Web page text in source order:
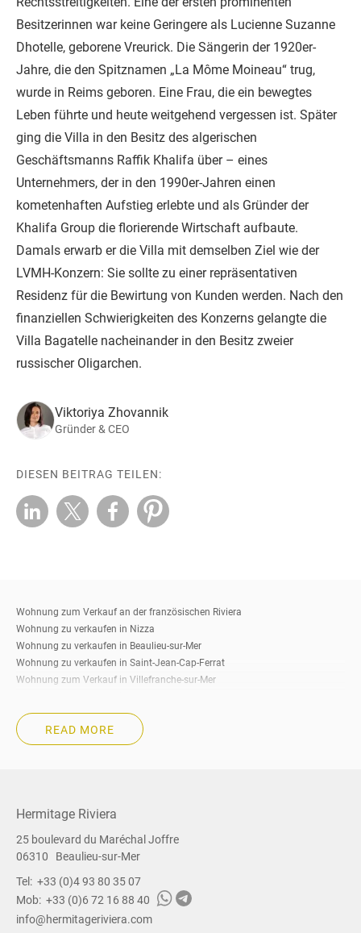
Besitzerinnen war keine Geringere als Lucienne Suzanne
Dhotelle, geborene Vreurick. Die Sängerin der 1920er-
Jahre, die den Spitznamen „La Môme Moineau“ trug,
wurde in Reims geboren. Eine Frau, die ein bewegtes
Leben führte und heute weitgehend vergessen ist. Später
ging die Villa in den Besitz des algerischen
Geschäftsmanns Raffik Khalifa über – eines
Unternehmers, der in den 1990er-Jahren einen
kometenhaften Aufstieg erlebte und als Gründer der
Khalifa Group die florierende Wirtschaft aufbaute.
Damals erwarb er die Villa mit demselben Ziel wie der
LVMH-Konzern: Sie sollte zu einer repräsentativen
Residenz für die Bewirtung von Kunden werden. Nach den
finanziellen Schwierigkeiten des Konzerns gelangte die
Villa Bagatelle nacheinander in den Besitz zweier
russischer Oligarchen.
Viktoriya Zhovannik
Gründer & CEO
DIESEN BEITRAG TEILEN:
Wohnung zum Verkauf an der französischen Riviera
Wohnung zu verkaufen in Nizza
Wohnung zu verkaufen in Beaulieu-sur-Mer
Wohnung zu verkaufen in Saint-Jean-Cap-Ferrat
Wohnung zum Verkauf in Villefranche-sur-Mer
Wohnung zu verkaufen in Cap-d’Ail
Wohnung zum Verkauf in Roquebrune-Cap-Martin
Wohnung zum Verkauf in Beausoleil
Wohnung zu verkaufen Südfrankreich
Immobilien zum Verkauf an der französischen Riviera
Immobilien zum Verkauf in Nizza
Zum Verkauf stehende Immobilien in Beaulieu-sur-Mer
Zum Verkauf stehende Immobilien in Saint-Jean-Cap-Ferrat
Immobilien zum Verkauf in Villefranche-sur-Mer
READ MORE
Hermitage Riviera
25 boulevard du Maréchal Joffre
06310
Beaulieu-sur-Mer
Tel: +33 (0)4 93 80 35 07
Mob: +33 (0)6 72 16 88 40
info@hermitageriviera.com